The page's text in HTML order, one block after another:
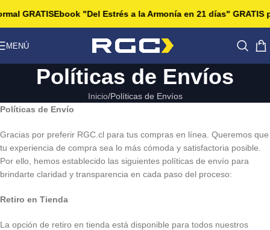
GRATISEbook "Del Estrés a la Armonía en 21 días" GRATIS
MENÚ
Políticas de Envíos
Inicio Políticas de Envíos
Políticas de Envío
Gracias por preferir RGC.cl para tus compras en línea. Queremos que
tu experiencia de compra sea lo más cómoda y satisfactoria posible.
Por ello, hemos establecido las siguientes políticas de envío para
brindarte claridad y transparencia en cada paso del proceso:
Retiro en Tienda
La opción de retiro en tienda está disponible para todos nuestros